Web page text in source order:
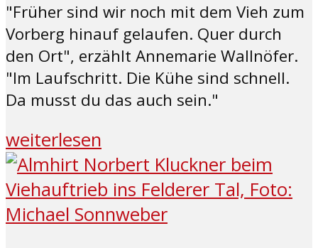
"Früher sind wir noch mit dem Vieh zum
Vorberg hinauf gelaufen. Quer durch
den Ort", erzählt Annemarie Wallnöfer.
"Im Laufschritt. Die Kühe sind schnell.
Da musst du das auch sein."
weiterlesen